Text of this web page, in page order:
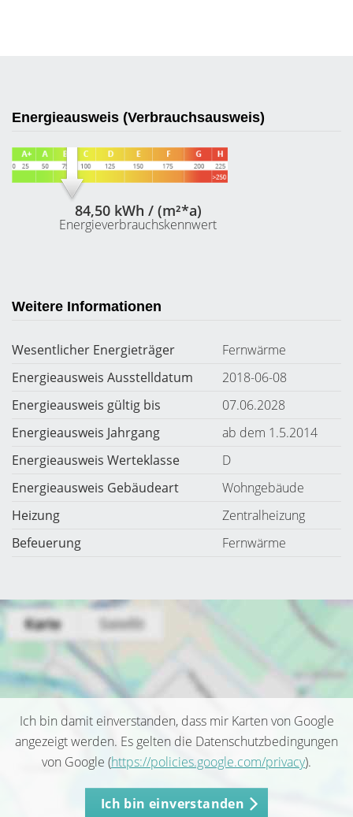
Energieausweis (Verbrauchsausweis)
84,50 kWh / (m²*a)
Energieverbrauchskennwert
Weitere Informationen
Wesentlicher Energieträger
Fernwärme
Energieausweis Ausstelldatum
2018-06-08
Energieausweis gültig bis
07.06.2028
Energieausweis Jahrgang
ab dem 1.5.2014
Energieausweis Werteklasse
D
Energieausweis Gebäudeart
Wohngebäude
Heizung
Zentralheizung
Befeuerung
Fernwärme
Ich bin damit einverstanden, dass mir Karten von Google
angezeigt werden. Es gelten die Datenschutzbedingungen
von Google (https://policies.google.com/privacy).
Ich bin einverstanden